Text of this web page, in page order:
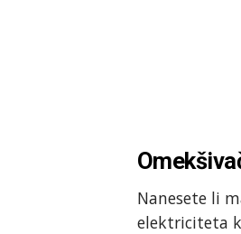
Nanesete li
elektriciteta